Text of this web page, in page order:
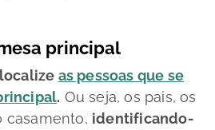
principal
as pessoas que se
. Ou seja, os pais, os
casamento, identificando-